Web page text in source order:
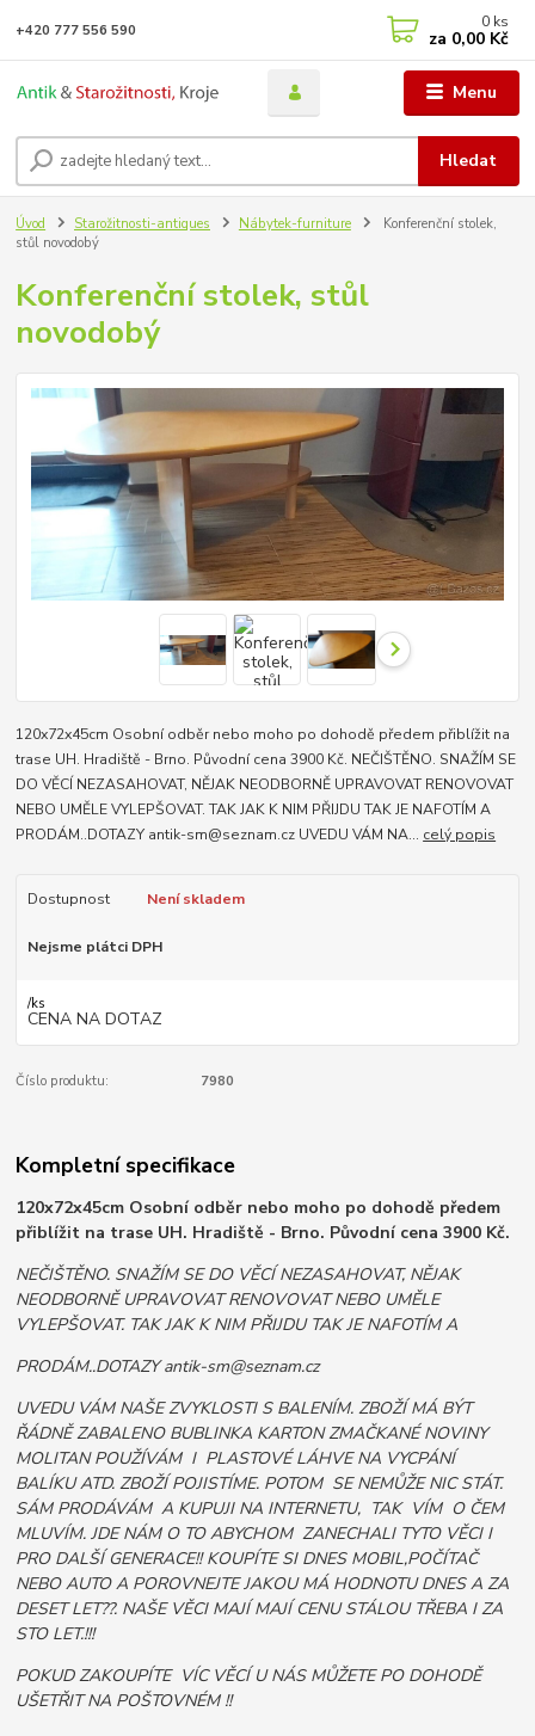
Menu
Hledat
+420 777 556 590 0 ks
za 0,00 Kč
Úvod Starožitnosti-antiques Nábytek-furniture
Konferenční stolek,
stůl novodobý
Konferenční stolek, stůl
novodobý
120x72x45cm Osobní odběr nebo moho po dohodě předem přiblížit na
trase UH. Hradiště - Brno. Původní cena 3900 Kč. NEČIŠTĚNO. SNAŽÍM SE
DO VĚCÍ NEZASAHOVAT, NĚJAK NEODBORNĚ UPRAVOVAT RENOVOVAT
NEBO UMĚLE VYLEPŠOVAT. TAK JAK K NIM PŘIJDU TAK JE NAFOTÍM A
PRODÁM..DOTAZY antik-sm@seznam.cz UVEDU VÁM NA... celý popis
Dostupnost Není skladem
Nejsme plátci DPH
/ks
CENA NA DOTAZ
Číslo produktu: 7980
Kompletní specifikace
120x72x45cm Osobní odběr nebo moho po dohodě předem
přiblížit na trase UH. Hradiště - Brno. Původní cena 3900 Kč.
NEČIŠTĚNO. SNAŽÍM SE DO VĚCÍ NEZASAHOVAT, NĚJAK
NEODBORNĚ UPRAVOVAT RENOVOVAT NEBO UMĚLE
VYLEPŠOVAT. TAK JAK K NIM PŘIJDU TAK JE NAFOTÍM A
PRODÁM..DOTAZY antik-sm@seznam.cz
UVEDU VÁM NAŠE ZVYKLOSTI S BALENÍM. ZBOŽÍ MÁ BÝT
ŘÁDNĚ ZABALENO BUBLINKA KARTON ZMAČKANÉ NOVINY
MOLITAN POUŽÍVÁM I PLASTOVÉ LÁHVE NA VYCPÁNÍ
BALÍKU ATD. ZBOŽÍ POJISTÍME. POTOM SE NEMŮŽE NIC STÁT.
SÁM PRODÁVÁM A KUPUJI NA INTERNETU, TAK VÍM O ČEM
MLUVÍM. JDE NÁM O TO ABYCHOM ZANECHALI TYTO VĚCI I
PRO DALŠÍ GENERACE!! KOUPÍTE SI DNES MOBIL,POČÍTAČ
NEBO AUTO A POROVNEJTE JAKOU MÁ HODNOTU DNES A ZA
DESET LET??. NAŠE VĚCI MAJÍ MAJÍ CENU STÁLOU TŘEBA I ZA
STO LET.!!!
POKUD ZAKOUPÍTE VÍC VĚCÍ U NÁS MŮŽETE PO DOHODĚ
UŠETŘIT NA POŠTOVNÉM !!